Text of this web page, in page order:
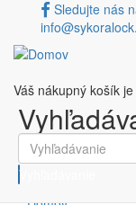
Sledujte nás
Váš nákupný košík
Vyhľadávanie